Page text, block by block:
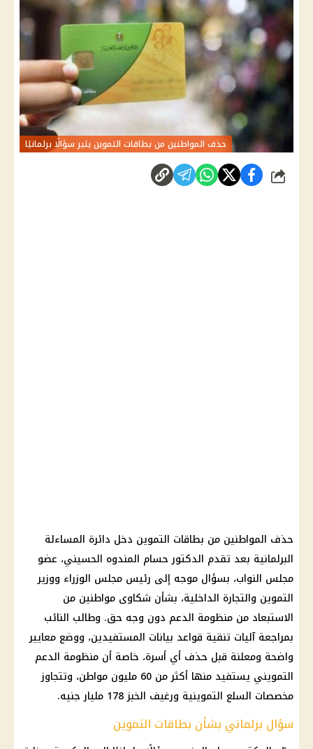
حذف المواطنين من بطاقات التموين يثير سؤالًا برلمانيًا
شارك
حذف المواطنين من بطاقات التموين دخل دائرة المساءلة
البرلمانية بعد تقدم الدكتور حسام المندوه الحسيني، عضو
مجلس النواب، بسؤال موجه إلى رئيس مجلس الوزراء ووزير
التموين والتجارة الداخلية، بشأن شكاوى مواطنين من
الاستبعاد من منظومة الدعم دون وجه حق. وطالب النائب
بمراجعة آليات تنقية قواعد بيانات المستفيدين، ووضع معايير
واضحة ومعلنة قبل حذف أي أسرة، خاصة أن منظومة الدعم
التمويني يستفيد منها أكثر من 60 مليون مواطن، وتتجاوز
مخصصات السلع التموينية ورغيف الخبز 178 مليار جنيه.
سؤال برلماني بشأن بطاقات التموين